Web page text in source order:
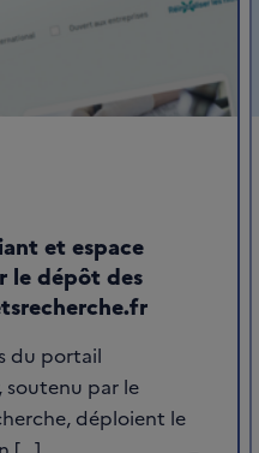
et espace
le dépôt des
du portail
soutenu par le
déploient le